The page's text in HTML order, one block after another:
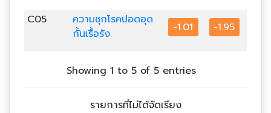
C05
ความชุกโรคปอดอุด
กั้นเรื้อรัง
-1.01 -1.95
Showing 1 to 5 of 5 entries
รายการที่ไม่ได้จัดเรียง